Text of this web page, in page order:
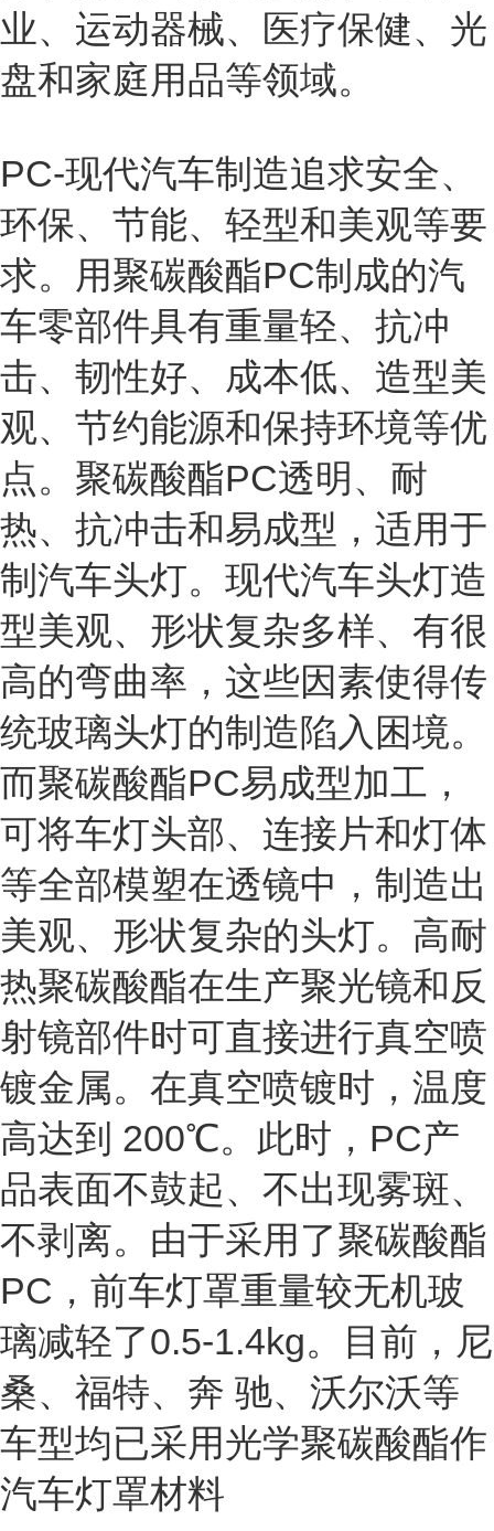
业、运动器械、医疗保健、光
盘和家庭用品等领域。
PC-现代汽车制造追求安全、
环保、节能、轻型和美观等要
求。用聚碳酸酯PC制成的汽
车零部件具有重量轻、抗冲
击、韧性好、成本低、造型美
观、节约能源和保持环境等优
点。聚碳酸酯PC透明、耐
热、抗冲击和易成型，适用于
制汽车头灯。现代汽车头灯造
型美观、形状复杂多样、有很
高的弯曲率，这些因素使得传
统玻璃头灯的制造陷入困境。
而聚碳酸酯PC易成型加工，
可将车灯头部、连接片和灯体
等全部模塑在透镜中，制造出
美观、形状复杂的头灯。高耐
热聚碳酸酯在生产聚光镜和反
射镜部件时可直接进行真空喷
镀金属。在真空喷镀时，温度
高达到 200℃。此时，PC产
品表面不鼓起、不出现雾斑、
不剥离。由于采用了聚碳酸酯
PC，前车灯罩重量较无机玻
璃减轻了0.5-1.4kg。目前，尼
桑、福特、奔 驰、沃尔沃等
车型均已采用光学聚碳酸酯作
汽车灯罩材料